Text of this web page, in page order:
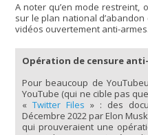
A noter qu’en mode restreint,
sur le plan national
vidéos ouvertement anti-
Opération de censure
Pour beaucoup de
YouTube (qui ne cible pas
«Twitter Files » : des
Décembre 2022 par Elon
qui prouveraient une